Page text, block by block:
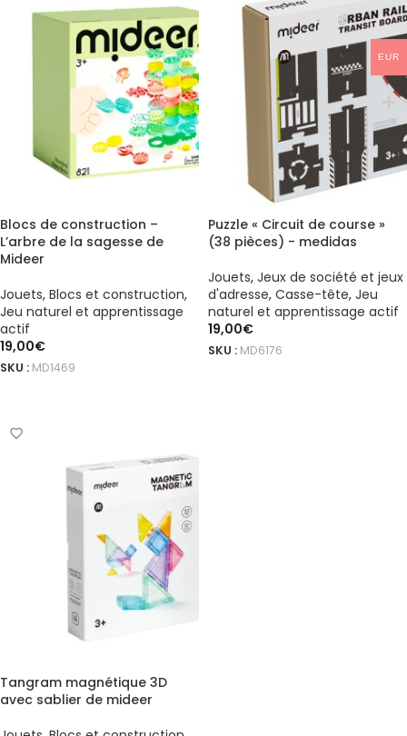
Blocs de construction –
L’arbre de la sagesse de
Mideer
Jouets, Blocs et construction,
Jeu naturel et apprentissage
actif
19,00€
SKU : MD1469
Puzzle « Circuit de course »
(38 pièces) - medidas
Jouets, Jeux de société et jeux
d'adresse, Casse-tête, Jeu
naturel et apprentissage actif
19,00€
SKU : MD6176
Tangram magnétique 3D
avec sablier de mideer
EUR